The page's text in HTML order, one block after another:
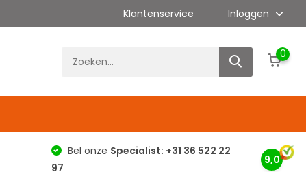
Klantenservice Inloggen
0
Bel onze Specialist: +31 36 522 22
97
9,0